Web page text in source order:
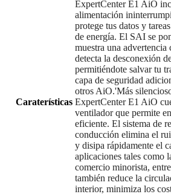
Caraterísticas
ExpertCenter E1 AiO
alimentación
protege tus datos y
de energía. El SAI se
muestra una
detecta la desconexión
permitiéndote salvar tu
capa de seguridad
otros AiO.'Más
ExpertCenter E1 AiO
ventilador que permite
eficiente. El sistema de
conducción elimina el
y disipa rápidamente el
aplicaciones tales como
comercio minorista,
también reduce la
interior, minimiza los